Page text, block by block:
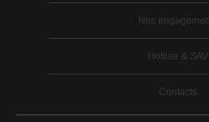
Nos
Hotline & SAV
Contacts